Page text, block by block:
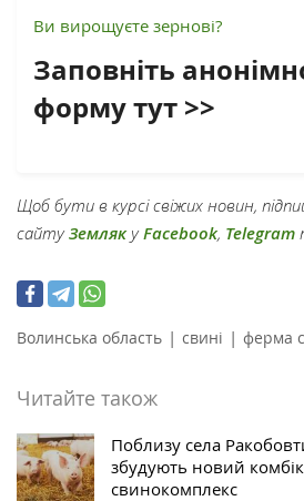
Ви вирощуєте зернові?
Заповніть
форму тут >>
Щоб бути в курсі свіжих новин,
сайтуЗемлякуFacebook, Telegram
Волинська область | свині | ферма
Читайте також
Поблизу села
збудують новий
свинокомплекс